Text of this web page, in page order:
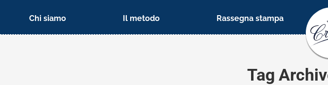
Chi siamo Il metodo Rassegna stampa
Tag